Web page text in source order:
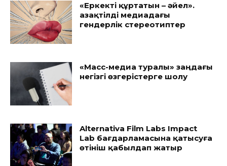
«Еркекті құртатын – әйел».
Қазақтілді медиадағы
гендерлік стереотиптер
«Масс-медиа туралы» заңдағы
негізгі өзгерістерге шолу
Alternativa Film Labs Impact
Lab бағдарламасына қатысуға
өтініш қабылдап жатыр